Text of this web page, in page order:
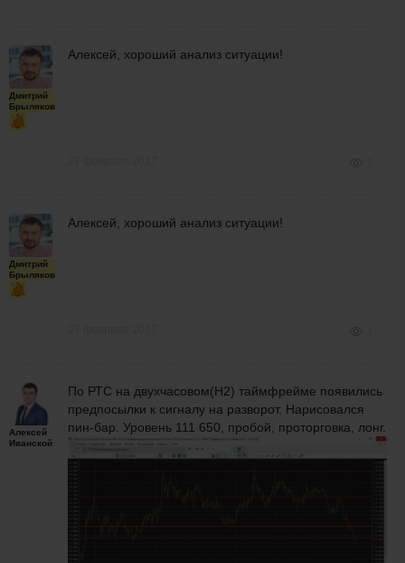
Дмитрий
Брыляков
Алексей, хороший анализ ситуации!
Дмитрий
Брыляков
Алексей, хороший анализ ситуации!
Алексей
Иванской
По РТС на двухчасовом(H2) таймфрейме появились
предпосылки к сигналу на разворот. Нарисовался
пин-бар. Уровень 111 650, пробой, проторговка, лонг.